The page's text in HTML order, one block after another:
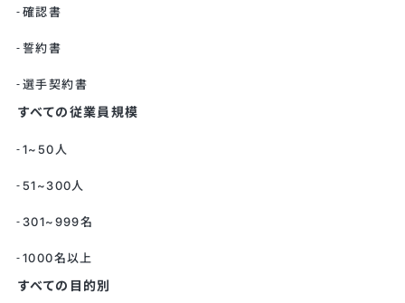
確認書
誓約書
選手契約書
すべての従業員規模
1~50人
51~300人
301~999名
1000名以上
すべての目的別